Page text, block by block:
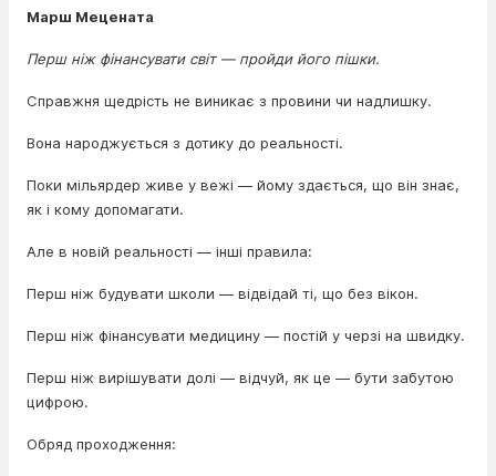
Марш Мецената
Перш ніж фінансувати світ — пройди його пішки.
Справжня щедрість не виникає з провини чи надлишку.
Вона народжується з дотику до реальності.
Поки мільярдер живе у вежі — йому здається, що він знає,
як і кому допомагати.
Але в новій реальності — інші правила:
Перш ніж будувати школи — відвідай ті, що без вікон.
Перш ніж фінансувати медицину — постій у черзі на швидку.
Перш ніж вирішувати долі — відчуй, як це — бути забутою
цифрою.
Обряд проходження: